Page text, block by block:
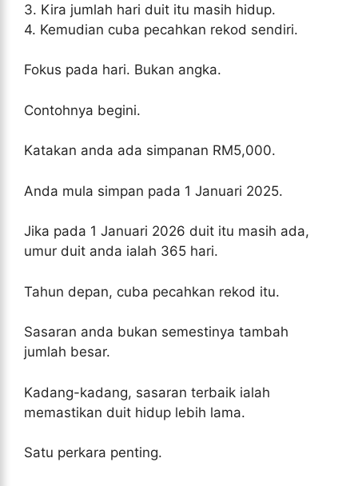
3. Kira jumlah hari duit itu masih hidup.
4. Kemudian cuba pecahkan rekod sendiri.
Fokus pada hari. Bukan angka.
Contohnya begini.
Katakan anda ada simpanan RM5,000.
Anda mula simpan pada 1 Januari 2025.
Jika pada 1 Januari 2026 duit itu masih ada,
umur duit anda ialah 365 hari.
Tahun depan, cuba pecahkan rekod itu.
Sasaran anda bukan semestinya tambah
jumlah besar.
Kadang-kadang, sasaran terbaik ialah
memastikan duit hidup lebih lama.
Satu perkara penting.